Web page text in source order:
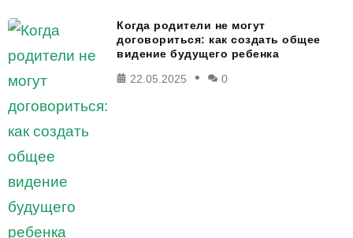
Когда родители не могут
договориться: как создать общее
видение будущего ребенка
22.05.2025
0